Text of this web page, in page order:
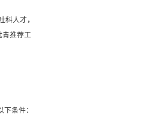
荐工作的通知